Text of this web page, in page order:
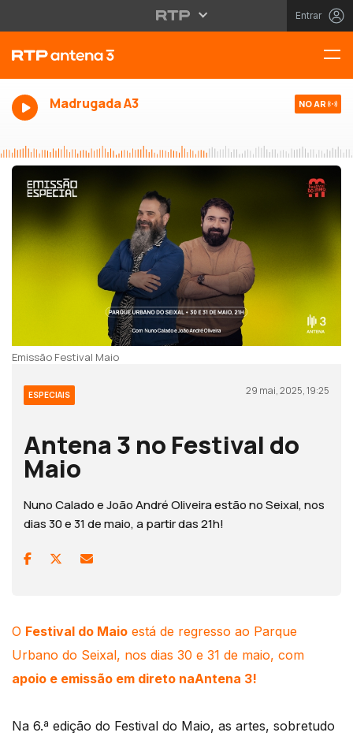
Entrar
Madrugada A3 NO AR
Emissão Festival Maio
ESPECIAIS 29 mai, 2025, 19:25
Antena 3 no Festival do
Maio
Nuno Calado e João André Oliveira estão no Seixal, nos
dias 30 e 31 de maio, a partir das 21h!
O Festival do Maio está de regresso ao Parque
Urbano do Seixal, nos dias 30 e 31 de maio, com
apoio e emissão em direto naAntena 3!
Na 6.ª edição do Festival do Maio, as artes, sobretudo